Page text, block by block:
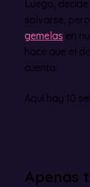
Luego,
salvarse,
gemelas en
hace que el
cuenta.
Aquí hay 10
Apenas